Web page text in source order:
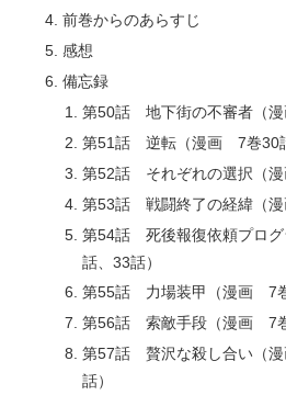
前巻からのあらすじ
感想
備忘録
第50話 地下街の不審者（
第51話 逆転（漫画 7巻30
第52話 それぞれの選択（
第53話 戦闘終了の経緯（
第54話 死後報復依頼プロ
話、33話）
第55話 力場装甲（漫画 7巻
第56話 索敵手段（漫画 7巻
第57話 贅沢な殺し合い（
話）